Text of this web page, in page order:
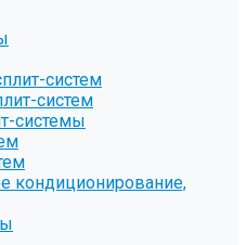
систем
систем
системы
кондиционирование,